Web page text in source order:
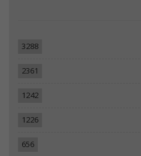
3288
2361
1242
1226
656